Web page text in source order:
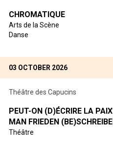
CHROMATIQUE
Arts de la Scène
Danse
03 OCTOBER 2026
Théâtre des Capucins
PEUT-ON (D)ÉCRIRE LA
MAN FRIEDEN
Théâtre